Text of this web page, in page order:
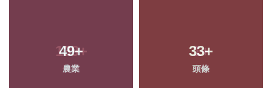
49+
農業
33+
頭條